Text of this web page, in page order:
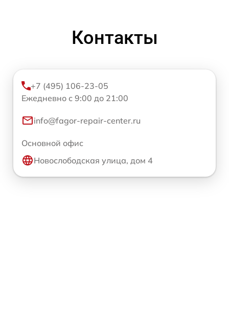
Контакты
+7 (495) 106-23-05
Ежедневно с 9:00 до 21:00
info@fagor-repair-center.ru
Основной офис
Новослободская улица, дом 4